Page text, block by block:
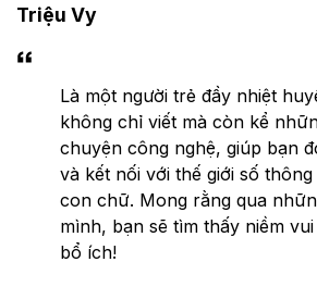
Triệu Vy
Là một người trẻ đầy nhiệt
không chỉ viết mà còn kể
chuyện công nghệ, giúp bạn
và kết nối với thế giới số
con chữ. Mong rằng qua
mình, bạn sẽ tìm thấy niềm
bổ ích!